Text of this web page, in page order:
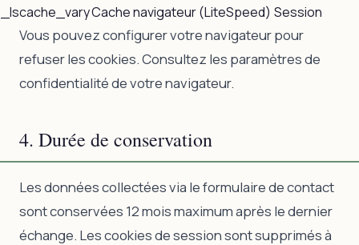
_lscache_varyCache navigateur (LiteSpeed) Session
Vous pouvez configurer votre navigateur pour
refuser les cookies. Consultez les paramètres de
confidentialité de votre navigateur.
4. Durée de conservation
Les données collectées via le formulaire de contact
sont conservées 12 mois maximum après le dernier
échange. Les cookies de session sont supprimés à